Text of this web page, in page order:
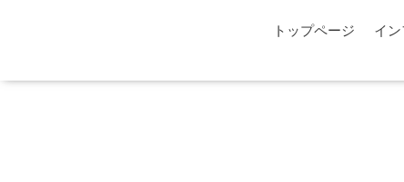
トップページ イ